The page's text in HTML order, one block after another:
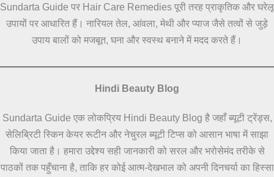
Sundarta Guide पर Hair Care Remedies पूरी तरह प्राकृतिक और घरेलू
उपायों पर आधारित हैं। नारियल तेल, आंवला, मेथी और प्याज जैसे तत्वों से जुड़े
उपाय बालों को मजबूत, घना और स्वस्थ बनाने में मदद करते हैं।
Hindi Beauty Blog
Sundarta Guide एक लोकप्रिय Hindi Beauty Blog है जहाँ ब्यूटी ट्रेंड्स,
सेलिब्रिटी स्किन केयर रूटीन और नेचुरल ब्यूटी टिप्स को आसान भाषा में साझा
किया जाता है। हमारा उद्देश्य सही जानकारी को सरल और भरोसेमंद तरीके से
पाठकों तक पहुँचाना है, ताकि हर कोई आत्म-देखभाल को अपनी दिनचर्या का हिस्सा